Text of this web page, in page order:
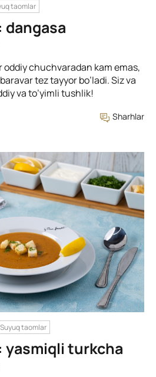
taomlar
chuchvaradan kam emas,
tez tayyor bo’ladi. Siz va
va to’yimli tushlik!
Sharhlar
Suyuq taomlar
turkcha